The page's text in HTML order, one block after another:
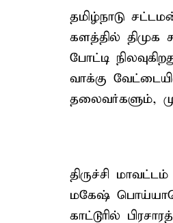
தமிழ்நாடு
களத்தில் திமுக
போட்டி
வாக்கு
தலைவர்களும்,
திருச்சி
மகேஷ்
காட்டூரில்